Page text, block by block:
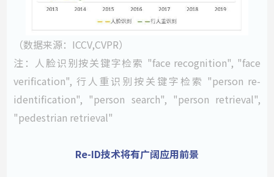
（数据来源：ICCV,CVPR）
注：人脸识别按关键字检索 "face recognition", "face
verification", 行人重识别按关键字检索 "person re-
identification", "person search", "person retrieval",
"pedestrian retrieval"
Re-ID技术将有广阔应用前景